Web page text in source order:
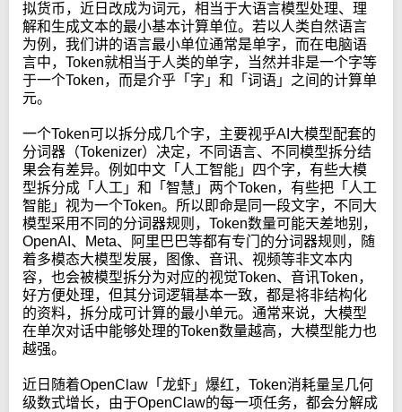
拟货币，近日改成为词元，相当于大语言模型处理、理
解和生成文本的最小基本计算单位。若以人类自然语言
为例，我们讲的语言最小单位通常是单字，而在电脑语
言中，Token就相当于人类的单字，当然并非是一个字等
于一个Token，而是介乎「字」和「词语」之间的计算单
元。
一个Token可以拆分成几个字，主要视乎AI大模型配套的
分词器（Tokenizer）决定，不同语言、不同模型拆分结
果会有差异。例如中文「人工智能」四个字，有些大模
型拆分成「人工」和「智慧」两个Token，有些把「人工
智能」视为一个Token。所以即命是同一段文字，不同大
模型采用不同的分词器规则，Token数量可能天差地别，
OpenAI、Meta、阿里巴巴等都有专门的分词器规则，随
着多模态大模型发展，图像、音讯、视频等非文本内
容，也会被模型拆分为对应的视觉Token、音讯Token，
好方便处理，但其分词逻辑基本一致，都是将非结构化
的资料，拆分成可计算的最小单元。通常来说，大模型
在单次对话中能够处理的Token数量越高，大模型能力也
越强。
近日随着OpenClaw「龙虾」爆红，Token消耗量呈几何
级数式增长，由于OpenClaw的每一项任务，都会分解成